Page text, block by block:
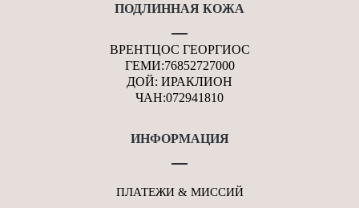
ПОДЛИННАЯ КОЖА
ВРЕНТЦОС ГЕОРГИОС
ГЕМИ:76852727000
ДОЙ: ИРАКЛИОН
ЧАН:072941810
ИНФОРМАЦИЯ
ПЛАТЕЖИ & МИССИЙ